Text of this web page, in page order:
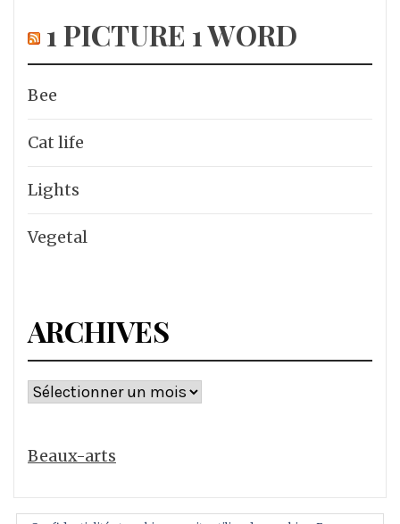
1 PICTURE 1 WORD
Bee
Cat life
Lights
Vegetal
ARCHIVES
Archives
Beaux-arts